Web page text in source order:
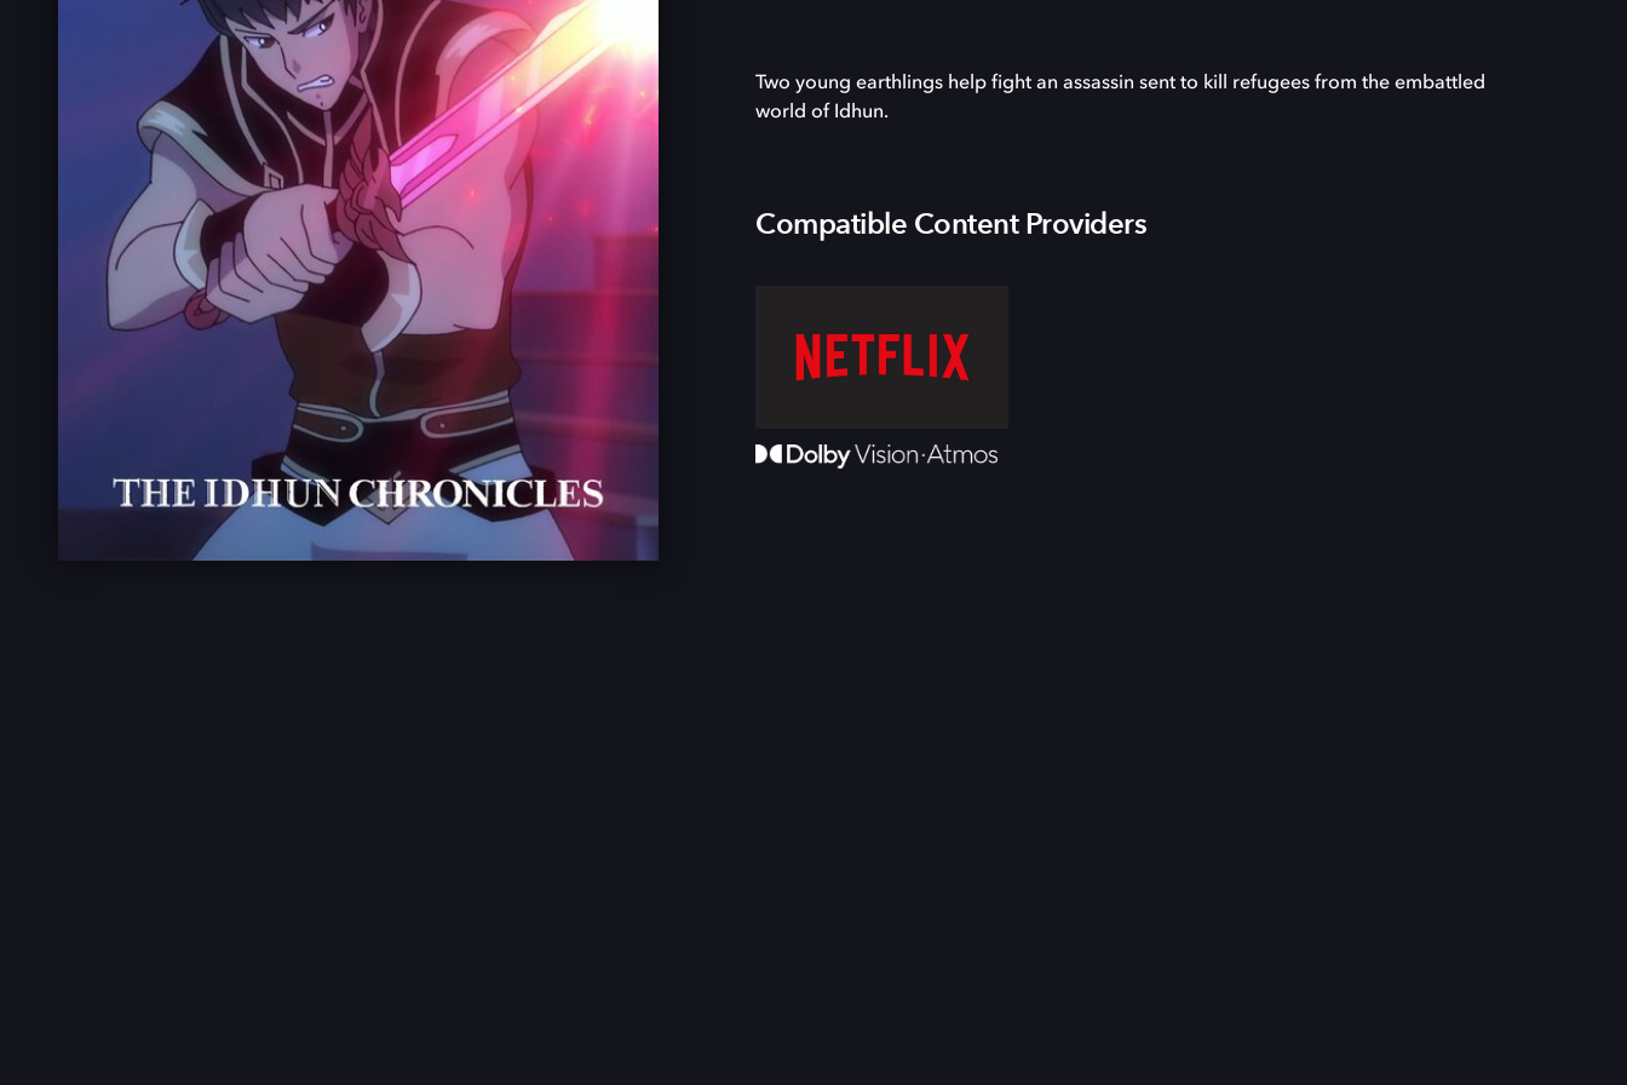
Two young earthlings help fight an assassin sent to kill refugees from the embattled
world of Idhun.
Compatible Content Providers